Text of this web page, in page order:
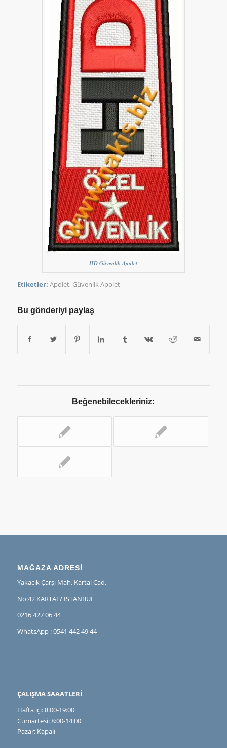
HD Güvenlik Apolet
Etiketler: Apolet, Güvenlik Apolet
Bu gönderiyi paylaş
Beğenebilecekleriniz:
MAĞAZA ADRESİ
Yakacık Çarşı Mah. Kartal Cad.
No:42 KARTAL/ İSTANBUL
0216 427 06 44
WhatsApp : 0541 442 49 44
ÇALIŞMA SAAATLERİ
Hafta içi: 8:00-19:00
Cumartesi: 8:00-14:00
Pazar: Kapalı